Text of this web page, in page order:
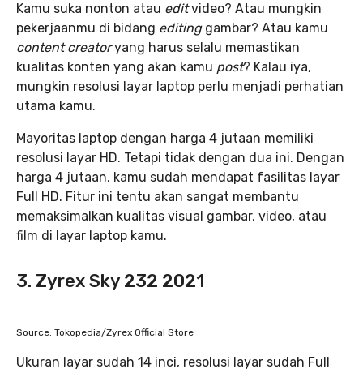
Kamu suka nonton atau editvideo? Atau mungkin
pekerjaanmu di bidang editinggambar? Atau kamu
content creatoryang harus selalu memastikan
kualitas konten yang akan kamu post? Kalau iya,
mungkin resolusi layar laptop perlu menjadi perhatian
utama kamu.
Mayoritas laptop dengan harga 4 jutaan memiliki
resolusi layar HD. Tetapi tidak dengan dua ini. Dengan
harga 4 jutaan, kamu sudah mendapat fasilitas layar
Full HD. Fitur ini tentu akan sangat membantu
memaksimalkan kualitas visual gambar, video, atau
film di layar laptop kamu.
3. Zyrex Sky 232 2021
Source: Tokopedia/Zyrex Official Store
Ukuran layar sudah 14 inci, resolusi layar sudah Full